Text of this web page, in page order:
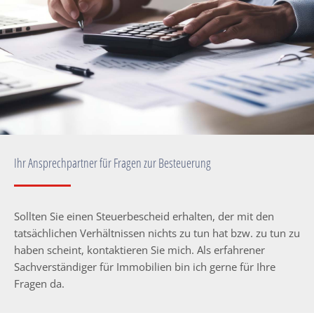
Ihr Ansprechpartner für Fragen zur Besteuerung
Sollten Sie einen Steuerbescheid erhalten, der mit den
tatsächlichen Verhältnissen nichts zu tun hat bzw. zu tun zu
haben scheint, kontaktieren Sie mich. Als erfahrener
Sachverständiger für Immobilien bin ich gerne für Ihre
Fragen da.